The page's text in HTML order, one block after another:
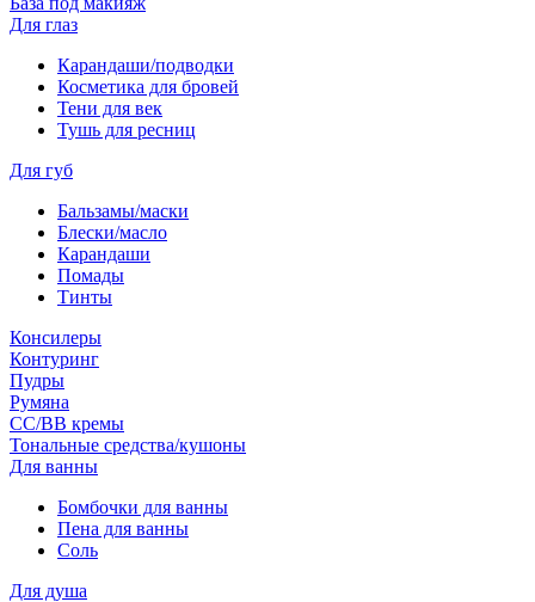
Для глаз
Карандаши/подводки
Косметика для бровей
Тени для век
Тушь для ресниц
Для губ
Бальзамы/маски
Блески/масло
Карандаши
Помады
Тинты
Консилеры
Контуринг
Пудры
Румяна
СС/ВВ кремы
Тональные средства/кушоны
Для ванны
Бомбочки для ванны
Пена для ванны
Соль
Для душа